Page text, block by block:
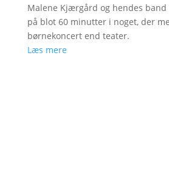
Malene Kjærgård og hendes band
på blot 60 minutter i noget, der
børnekoncert end teater.
Læs mere